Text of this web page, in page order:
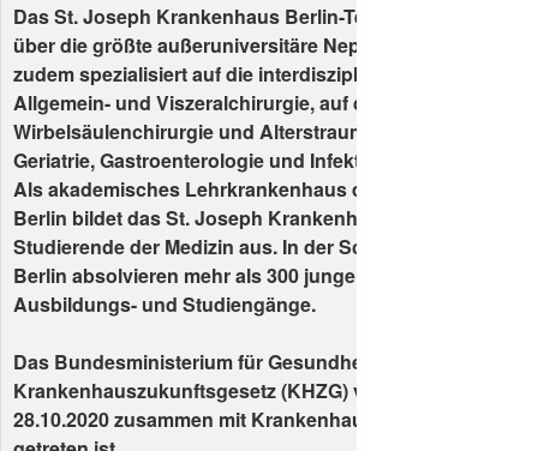
Das St. Joseph Krankenhaus Berlin-Tempelhof verfügt
über die größte außeruniversitäre Nephrologie
zudem spezialisiert auf die interdisziplinäre
Allgemein- und Viszeralchirurgie, auf die Orthopädie,
Wirbelsäulenchirurgie und Alterstraumatologie, aber
Geriatrie, Gastroenterologie und Infektiologie.
Als akademisches Lehrkrankenhaus der Charité-
Berlin bildet das St. Joseph Krankenhaus Berlin-
Studierende der Medizin aus. In der Schule für
Berlin absolvieren mehr als 300 junge Menschen
Ausbildungs- und Studiengänge.
Das Bundesministerium für Gesundheit hat am
Krankenhauszukunftsgesetz (KHZG) verabschiedet, das
28.10.2020 zusammen mit Krankenhausstrukturfonds